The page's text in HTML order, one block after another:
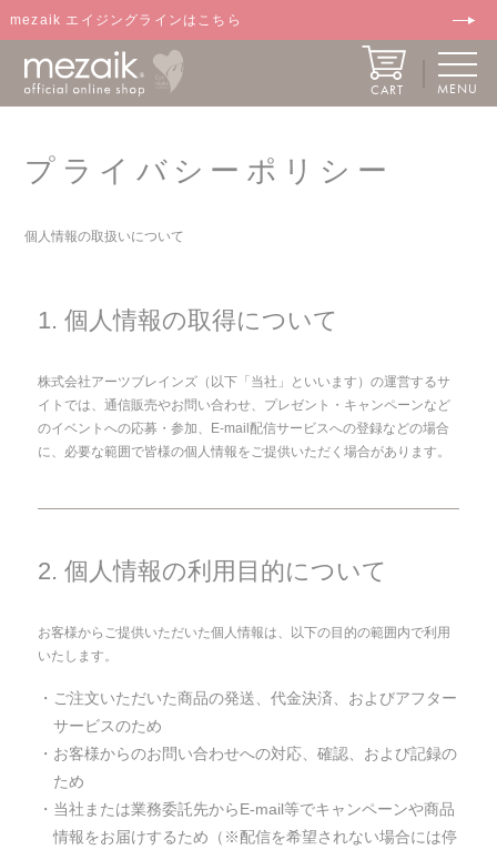
mezaik エイジングラインはこちら
MENU
CART
プライバシーポリシー
個人情報の取扱いについて
1. 個人情報の取得について
株式会社アーツブレインズ（以下「当社」といいます）の運営するサ
イトでは、通信販売やお問い合わせ、プレゼント・キャンペーンなど
のイベントへの応募・参加、E-mail配信サービスへの登録などの場合
に、必要な範囲で皆様の個人情報をご提供いただく場合があります。
2. 個人情報の利用目的について
お客様からご提供いただいた個人情報は、以下の目的の範囲内で利用
いたします。
・ご注文いただいた商品の発送、代金決済、およびアフター
サービスのため
・お客様からのお問い合わせへの対応、確認、および記録の
ため
・当社または業務委託先からE-mail等でキャンペーンや商品
情報をお届けするため（※配信を希望されない場合には停